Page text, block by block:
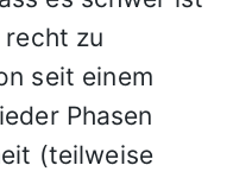
zu
seit einem
Phasen
(teilweise